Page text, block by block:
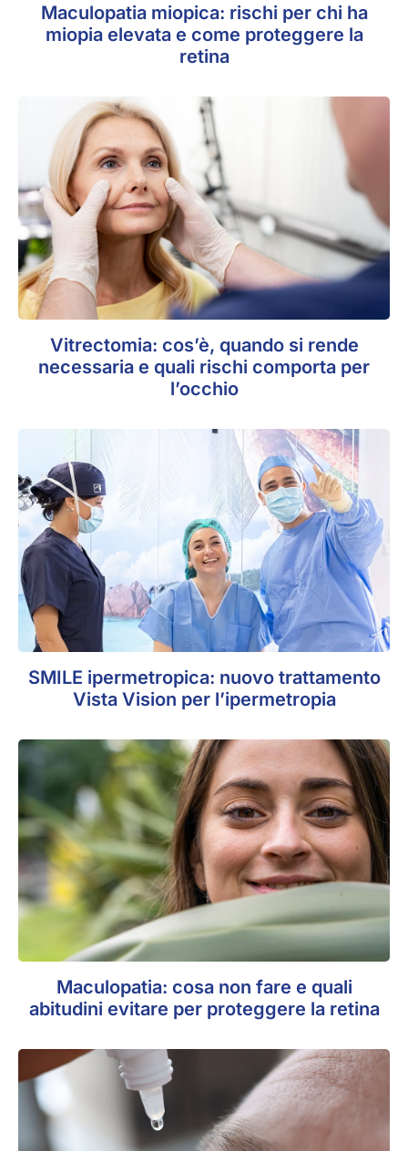
Maculopatia miopica: rischi per chi ha
miopia elevata e come proteggere la
retina
Vitrectomia: cos’è, quando si rende
necessaria e quali rischi comporta per
l’occhio
SMILE ipermetropica: nuovo trattamento
Vista Vision per l’ipermetropia
Maculopatia: cosa non fare e quali
abitudini evitare per proteggere la retina